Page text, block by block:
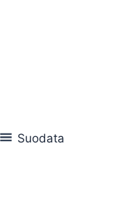
Suodata